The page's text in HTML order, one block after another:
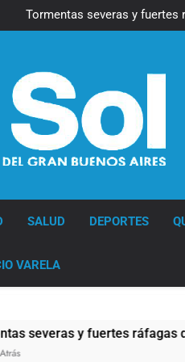
Tormentas severas y fuertes
Senado debate el
Tormentas severas y fuertes
Senado debate el
Día del Cirujano Torácico:
SALUD DEPORTES
VARELA
fuertes ráfagas de viento: